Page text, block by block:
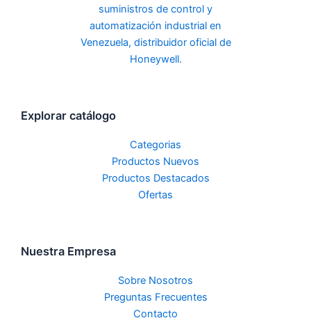
Explorar catálogo
Categorias
Productos Nuevos
Productos Destacados
Ofertas
Nuestra Empresa
Sobre Nosotros
Preguntas Frecuentes
Contacto